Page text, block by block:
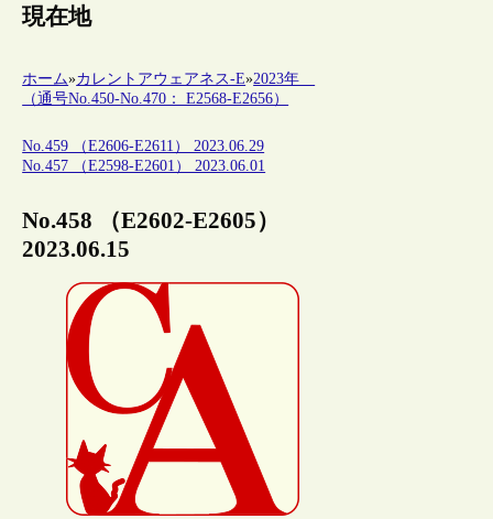
現在地
ホーム»カレントアウェアネス-E»2023年
（通号No.450-No.470： E2568-E2656）
No.459 （E2606-E2611） 2023.06.29
No.457 （E2598-E2601） 2023.06.01
No.458 （E2602-E2605）
2023.06.15